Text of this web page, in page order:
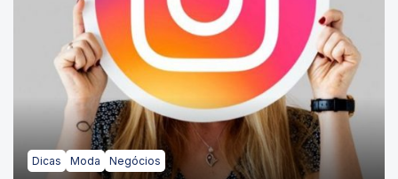
Dicas Moda Negócios